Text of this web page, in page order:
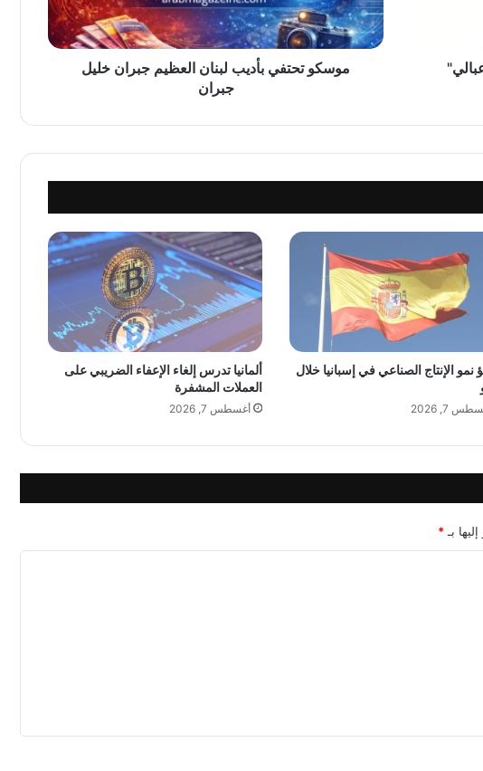
ح
ت
ف
د
ل
ن
ا
ل
ع
ظ
ي
م
ا
ل
موسكو تحتفي بأديب لبنان العظيم جبران خليل
جبران
نمو الإنتاج الصناعي في إسبانيا خلال
7, 2026
ألمانيا تدرس إلغاء الإعفاء الضريبي على
العملات المشفرة
أغسطس 7, 2026
بـ*